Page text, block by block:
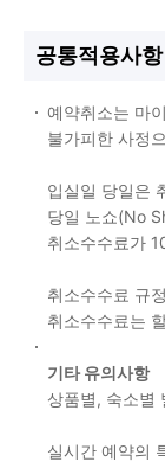
공통적용사항
예약취소는 마
불가피한 사정
입실일 당일은
당일 노쇼(No
취소수수료가
취소수수료 규
취소수수료는
기타 유의사항
상품별, 숙소별
실시간 예약의